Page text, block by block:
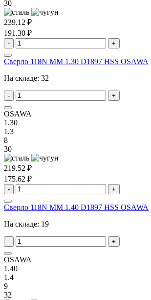
30
239.12 ₽
191.30 ₽
- +
Сверло 118N MM 1.30 D1897 HSS OSAWA
На складе: 32
- +
OSAWA
1.30
1.3
8
30
219.52 ₽
175.62 ₽
- +
Сверло 118N MM 1.40 D1897 HSS OSAWA
На складе: 19
- +
OSAWA
1.40
1.4
9
32